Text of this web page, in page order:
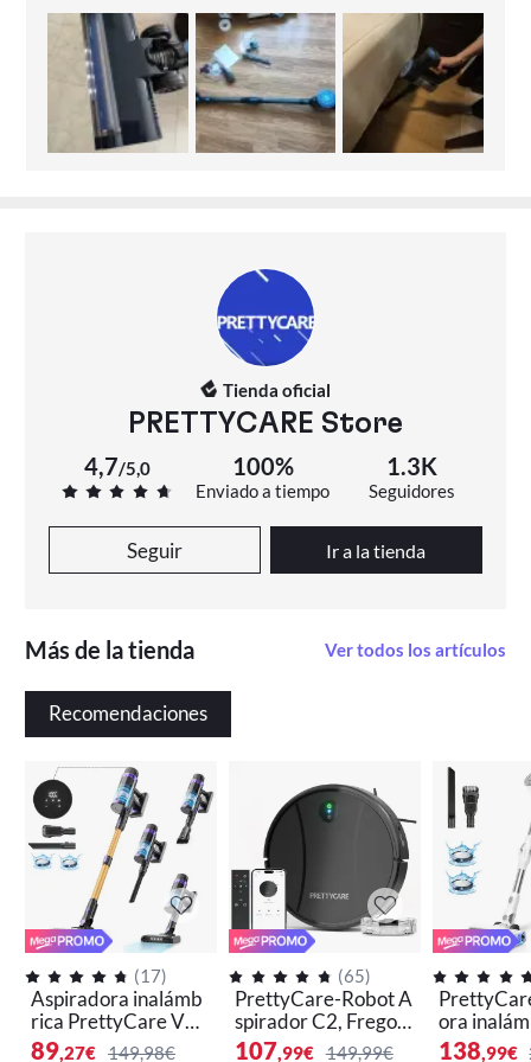
aspiradora de alfombras está equipada con una caja de
polvo de gran capacidad de 1,3 litros y tiene una función de
eliminación de polvo con un solo clic.Nota: Después de
limpiar el recipiente para el polvo y el filtro, asegúrese de
que estén completamente secos antes de usarlos.
Tienda oficial
PRETTYCARE Store
4,7/5,0 100%
Enviado a tiempo
1.3K
Seguidores
Seguir Ir a la tienda
Más de la tienda Ver todos los artículos
Recomendaciones
(17)
Aspiradora inalámb
rica PrettyCare V90
0, 530W, 52000PA
89 ,27€ 149,98€
(65)
PrettyCare-Robot A
spirador C2, Fregon
a, Aspira y Barre al
107 ,99€ 149,99€
ora
00,
138 ,99€